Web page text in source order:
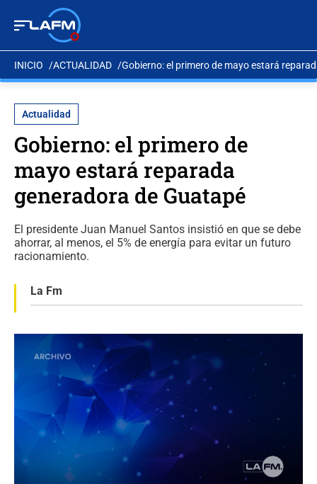
INICIO ACTUALIDAD Gobierno: el primero de mayo estará
Actualidad
Gobierno: el primero de
mayo estará reparada
generadora de Guatapé
El presidente Juan Manuel Santos insistió en que se debe
ahorrar, al menos, el 5% de energía para evitar un futuro
racionamiento.
La Fm